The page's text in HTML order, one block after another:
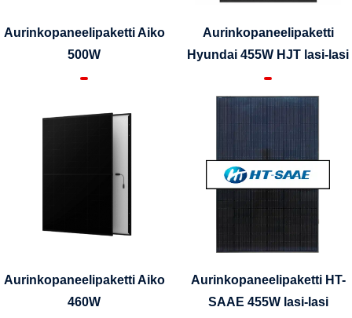
Aurinkopaneelipaketti Aiko
500W
Aurinkopaneelipaketti
Hyundai 455W HJT lasi-lasi
Aurinkopaneelipaketti Aiko
460W
Aurinkopaneelipaketti HT-
SAAE 455W lasi-lasi